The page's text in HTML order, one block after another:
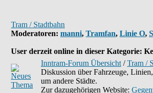
Tram / Stadtbahn
Moderatoren: manni, Tramfan, Linie O,
User derzeit online in dieser Kategorie:
Inntram-Forum Übersicht /Tram /
Diskussion über Fahrzeuge,
um andere Städte.
Zur dazugehörigen Website: